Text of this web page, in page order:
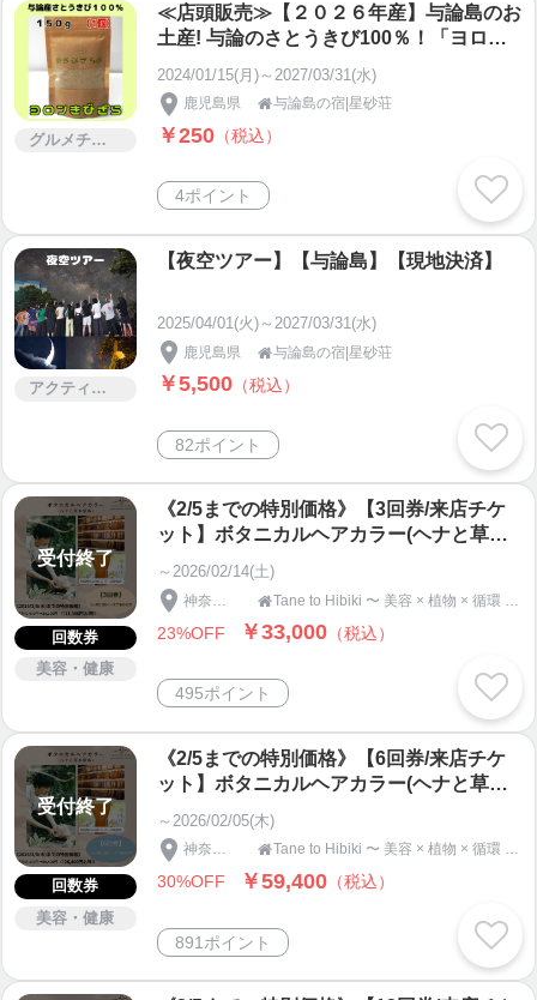
グルメチケット
≪店頭販売≫【２０２６年産】与論島のお
土産! 与論のさとうきび100％！「ヨロン
きびざら」 150g 【ざらめ】
2024/01/15(月)～2027/03/31(水)
鹿児島県 与論島の宿|星砂荘
￥250 （税込）
4ポイント
アクティビティー
【夜空ツアー】【与論島】【現地決済】
2025/04/01(火)～2027/03/31(水)
鹿児島県 与論島の宿|星砂荘
￥5,500 （税込）
82ポイント
受付終了
回数券
美容・健康
《2/5までの特別価格》【3回券/来店チケ
ット】ボタニカルヘアカラー(ヘナと草木
染め )｜自然派美容室 Tane to Hibiki
～2026/02/14(土)
神奈川県  Tane to Hibiki 〜 美容 × 植物 × 循環 〜 リジェネラティブサロン 〜
23%OFF ￥33,000 （税込）
495ポイント
受付終了
回数券
美容・健康
《2/5までの特別価格》【6回券/来店チケ
ット】ボタニカルヘアカラー(ヘナと草木
染め )｜自然派美容室 Tane to Hibiki
～2026/02/05(木)
神奈川県  Tane to Hibiki 〜 美容 × 植物 × 循環 〜 リジェネラティブサロン 〜
30%OFF ￥59,400 （税込）
891ポイント